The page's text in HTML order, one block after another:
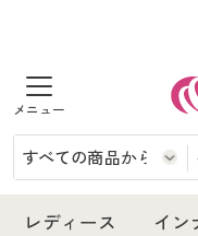
商品を探す
レディース
インナー・下着
レディース イン